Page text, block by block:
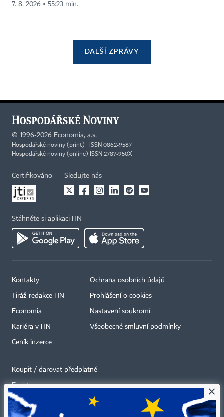
7. 8. 2026 ▪ 55:23 min.
DALŠÍ ZPRÁVY
© 1996-2026 Economia, a.s.
Hospodářské noviny (print) ISSN 0862-9587
Hospodářské noviny (online) ISSN 2787-950X
Certifikováno Sledujte nás
Stáhněte si aplikaci HN
Kontakty
Tiráž redakce HN
Economia
Kariéra v HN
Ceník inzerce
Ochrana osobních údajů
Prohlášení o cookies
Nastavení soukromí
Všeobecné smluvní podmínky
Koupit / darovat předplatné
Eventy
Newslettery
×